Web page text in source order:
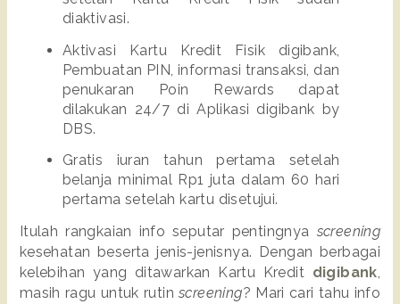
diaktivasi.
Aktivasi Kartu Kredit Fisik digibank,
Pembuatan PIN, informasi transaksi, dan
penukaran Poin Rewards dapat
dilakukan 24/7 di Aplikasi digibank by
DBS.
Gratis iuran tahun pertama setelah
belanja minimal Rp1 juta dalam 60 hari
pertama setelah kartu disetujui.
Itulah rangkaian info seputar pentingnya
kesehatan beserta jenis-jenisnya. Dengan berbagai
kelebihan yang ditawarkan Kartu Kredit digibank,
masih ragu untuk rutin screening? Mari cari tahu info